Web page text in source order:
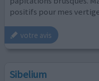
positifs pour mes
votre avis
Sibelium